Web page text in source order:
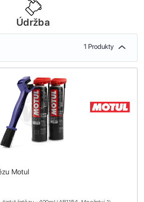
Údržba
1 Produkty
Motul